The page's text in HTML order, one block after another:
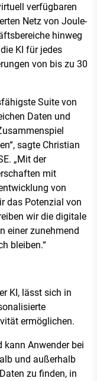
verfügbaren
Netz von Joule-
hinweg
KI für jedes
von bis zu 30
Suite von
Daten und
sagte Christian
„Mit der
mit
von
das Potenzial von
wir die digitale
einer zunehmend
bleiben.“
KI, lässt sich in
ermöglichen.
Anwender bei
und außerhalb
zu finden, in